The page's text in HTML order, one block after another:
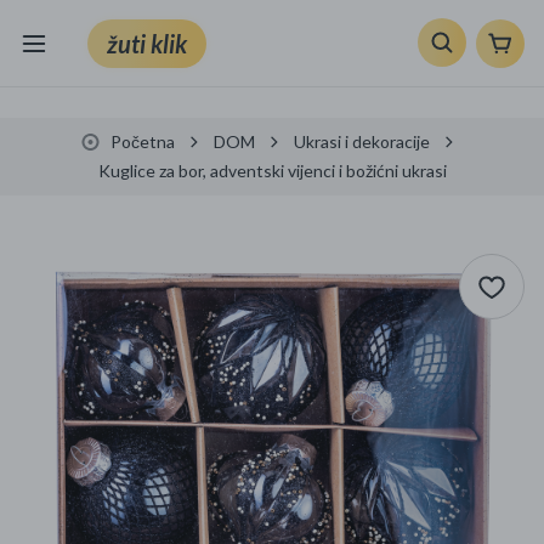
žuti klik
Knjige, škola i ured
TV, audio i foto
VRT I ALATI
Klik supermarket
Sport i slobodno vrijeme
Ljepota i zdravlje
Početna DOM
Ukrasi i dekoracije
Kuglice za bor, adventski vijenci i božićni ukrasi